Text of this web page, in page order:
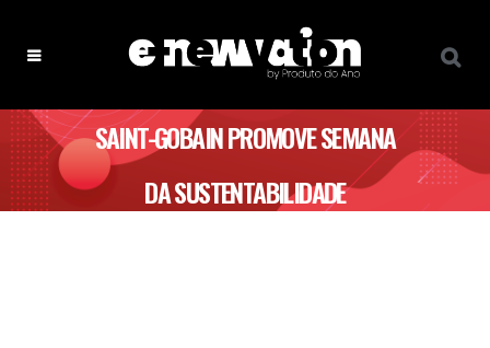
SAINT-GOBAIN PROMOVE SEMANA
DA SUSTENTABILIDADE